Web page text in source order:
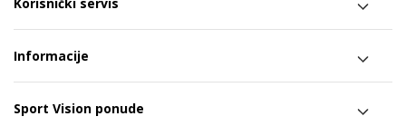
Korisnički servis
Informacije
Sport Vision ponude